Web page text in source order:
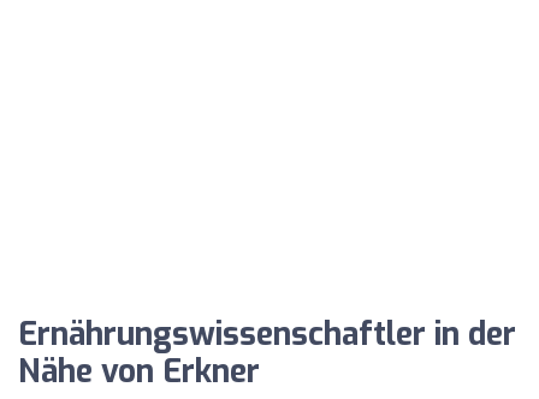
Ernährungswissenschaftler in der
Nähe von Erkner